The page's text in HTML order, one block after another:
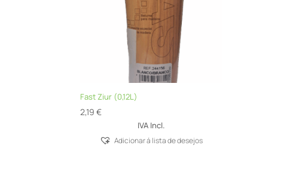
Fast Ziur (0,12L)
2,19€
IVA Incl.
Adicionar á lista de desejos